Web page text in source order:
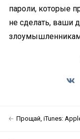
пароли, которые
не сделать, ваши
Прощай, iTunes: Apple